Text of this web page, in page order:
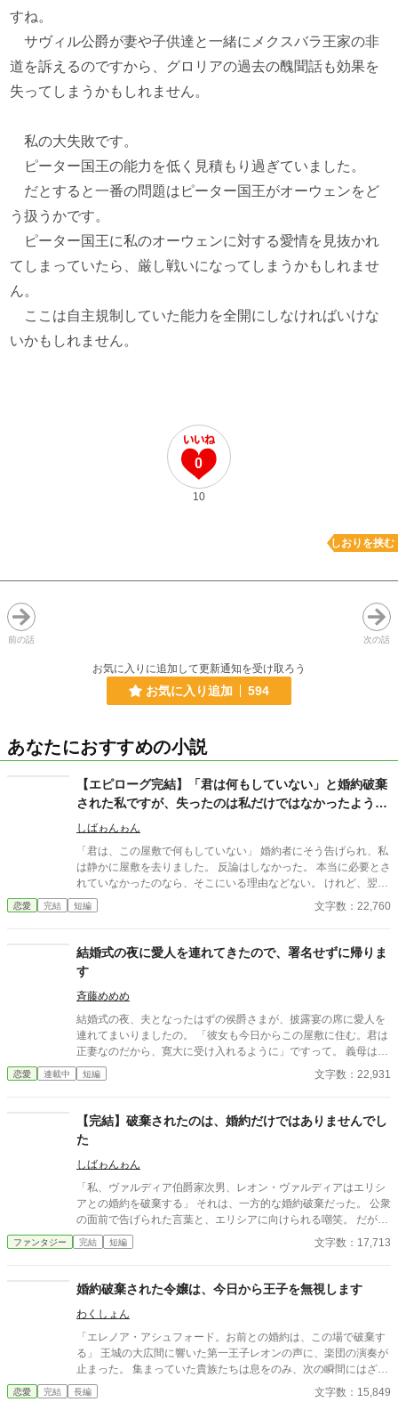
すね。
サヴィル公爵が妻や子供達と一緒にメクスバラ王家の非
道を訴えるのですから、グロリアの過去の醜聞話も効果を
失ってしまうかもしれません。
私の大失敗です。
ピーター国王の能力を低く見積もり過ぎていました。
だとすると一番の問題はピーター国王がオーウェンをど
う扱うかです。
ピーター国王に私のオーウェンに対する愛情を見抜かれ
てしまっていたら、厳し戦いになってしまうかもしれませ
ん。
ここは自主規制していた能力を全開にしなければいけな
いかもしれません。
0
10
しおりを挟む
前の話 次の話
お気に入りに追加して更新通知を受け取ろう
お気に入り追加 594
あなたにおすすめの小説
【エピローグ完結】「君は何もしていない」と婚約破棄
された私ですが、失ったのは私だけではなかったようで
す
しばゎんゎん
「君は、この屋敷で何もしていない」 婚約者にそう告げられ、私
は静かに屋敷を去りました。 反論はしなかった。 本当に必要とさ
れていなかったのなら、そこにいる理由などない。 けれど、翌日
から屋敷は変わり始める。 もちろん、悪い意味で。 執事が辞め、
料理長が辞め、長年付き合いのあった商会は取引を打ち切り、貴
なかった。 本質を見ずに婚約破棄をした人が、信頼そのものを失
ってしまう物語。
恋愛 完結 短編 文字数：22,760
結婚式の夜に愛人を連れてきたので、署名せずに帰りま
す
斉藤めめめ
結婚式の夜、夫となったはずの侯爵さまが、披露宴の席に愛人を
連れてまいりましたの。 「彼女も今日からこの屋敷に住む。君は
正妻なのだから、寛大に受け入れるように」ですって。 義母は
「騒げば恥をかくのはあなたよ」と微笑むし、お客さまたちは見
て見ぬふり。まあ、皆さまそろって、なし崩しにするおつもりで
だけでは成立しませんのよ。婚姻誓約書に夫婦双方が署名し、三
日以内に神殿へ納めて、はじめて夫婦。 ――そしてわたくし、ま
だ署名しておりませんの。 既成事実は、事実ではございませんの
よ。
恋愛 連載中 短編 文字数：22,931
【完結】破棄されたのは、婚約だけではありませんでし
た
しばゎんゎん
「私、ヴァルディア伯爵家次男、レオン・ヴァルディアはエリシ
アとの婚約を破棄する」 それは、一方的な婚約破棄だった。 公衆
の面前で告げられた言葉と、エリシアに向けられる嘲笑。 だがエ
リシア・ラングレイは、それを静かに受け入れる。 断罪される側
として…。 なぜなら、彼女は知っていたからだ。 この栄華を、誰
の帰結をもたらす。 時が来たとき、真に断罪される者が明確に示
さまに転落する男、レオン。 利用価値がなくなった男〘レオン〙
を容赦なく切り捨てる女、アルシェ侯爵家令嬢のミレイユ。 そ
う、真の勝者は彼らではない… 真の勝者はすべてを見通し、手中
に収めたエリシアだった。 これは、静かにすべてを制する才女
予定です（午前/午後 各1話を順次予約投稿予定）。 ※16話で完結
ファンタジー 完結 短編 文字数：17,713
婚約破棄された令嬢は、今日から王子を無視します
わくしょん
「エレノア・アシュフォード。お前との婚約は、この場で破棄す
る」 王城の大広間に響いた第一王子レオンの声に、楽団の演奏が
止まった。 集まっていた貴族たちは息をのみ、次の瞬間にはざわ
めきが広がる。 エレノアはゆっくりと顔を上げた。 目の前では、
恋愛 完結 長編 文字数：15,849